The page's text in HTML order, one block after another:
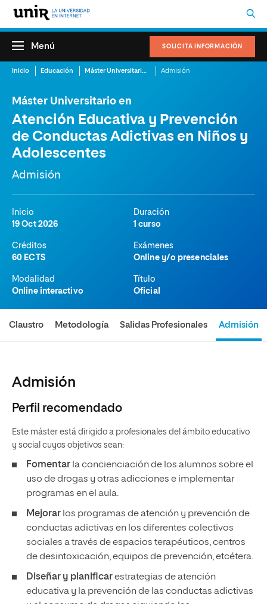
SOLICITA INFORMACIÓN
Menú
Inicio Educación Máster Universitario en Atención Educativa y Prevención de Conductas Adictivas en Niños y Adolescentes Admisión
Máster Universitario en
Atención Educativa y Prevención
de Conductas Adictivas en Niños y
Adolescentes
Admisión
Inicio
19 Oct 2026
Duración
1 curso
Créditos
60 ECTS
Exámenes
Online y/o presenciales
Modalidad
Online interactivo
Título
Oficial
Claustro Metodología Salidas Profesionales Admisión
Admisión
Perfil recomendado
Este máster está dirigido a profesionales del ámbito educativo
y social cuyos objetivos sean:
Fomentar la concienciación de los alumnos sobre el
uso de drogas y otras adicciones e implementar
programas en el aula.
Mejorar los programas de atención y prevención de
conductas adictivas en los diferentes colectivos
sociales a través de espacios terapéuticos, centros
de desintoxicación, equipos de prevención, etcétera.
Diseñar y planificarestrategias de atención
educativa y la prevención de las conductas adictivas